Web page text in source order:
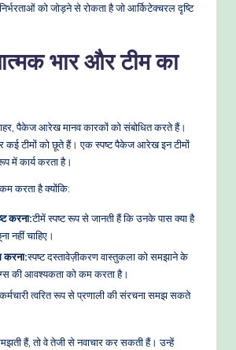
को जोड़ने से रोकता है जो आर्किटेक्चरल दृष्टि
भार और टीम का
पैकेज आरेख मानव कारकों को संबोधित करते हैं।
कई टीमों को छूते हैं। एक स्पष्ट पैकेज आरेख इन टीमों
में कार्य करता है।
करता है क्योंकि:
करना:टीमें स्पष्ट रूप से जानती हैं कि उनके पास क्या है
नहीं चाहिए।
करना:स्पष्ट दस्तावेज़ीकरण वास्तुकला को समझाने के
की आवश्यकता को कम करता है।
त्वरित रूप से प्रणाली की संरचना समझ सकते
हैं, तो वे तेजी से नवाचार कर सकती हैं। उन्हें